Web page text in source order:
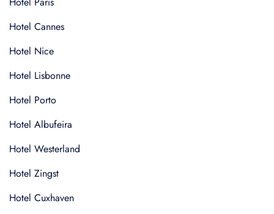
Hotel Cannes
Hotel Nice
Hotel Lisbonne
Hotel Porto
Hotel Albufeira
Hotel Westerland
Hotel Zingst
Hotel Cuxhaven